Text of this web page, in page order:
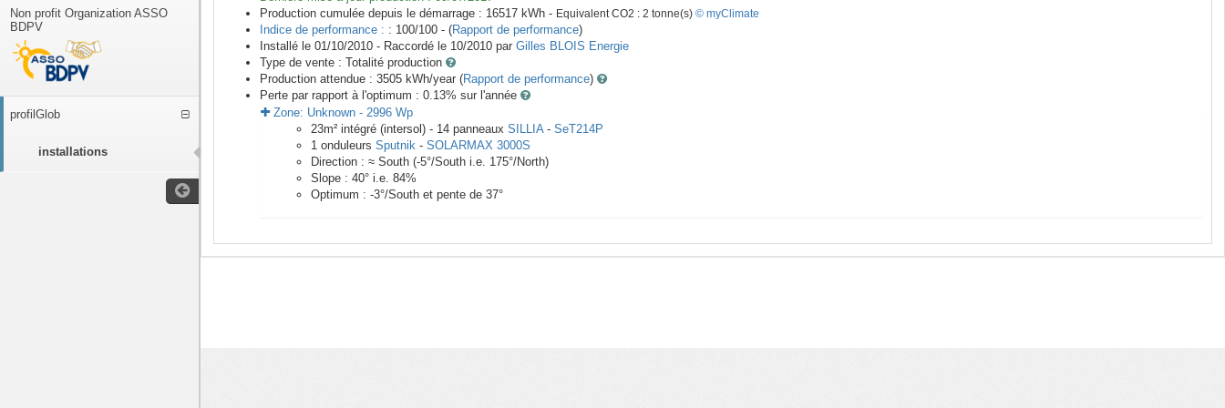
Non profit Organization ASSO
BDPV
profilGlob
installations
Production cumulée depuis le démarrage : 16517 kWh - Equivalent CO2 : 2 tonne(s) © myClimate
Indice de performance : : 100/100 - (Rapport de performance)
Installé le 01/10/2010 - Raccordé le 10/2010 par Gilles BLOIS Energie
Type de vente : Totalité production
Production attendue : 3505 kWh/year (Rapport de performance)
Perte par rapport à l'optimum : 0.13% sur l'année
Zone: Unknown - 2996 Wp
23m² intégré (intersol) - 14 panneaux SILLIA- SeT214P
1 onduleurs Sputnik - SOLARMAX 3000S
Direction : ≈ South (-5°/South i.e. 175°/North)
Slope : 40° i.e. 84%
Optimum : -3°/South et pente de 37°